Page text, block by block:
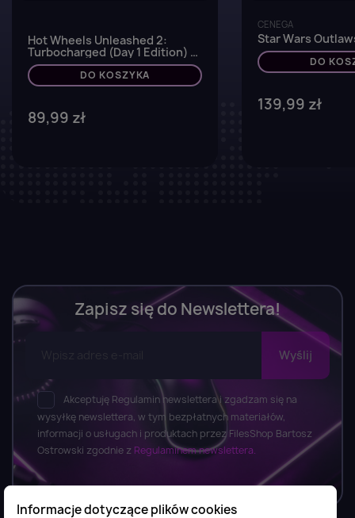
Hot Wheels Unleashed 2:
Turbocharged (Day 1 Edition) -
PS5
DO KOSZYKA
89,99 zł
CENEGA
Star Wars
DO
139,99 zł
Zapisz się do Newslettera!
Akceptuję Regulamin newslettera i zgadzam się na
wysyłkę newslettera, w tym bezpłatnych materiałów,
informacji o usługach i produktach przez FilesShop Bartosz
Ostrowski zgodnie z Regulaminem newslettera.
Informacje dotyczące plików cookies